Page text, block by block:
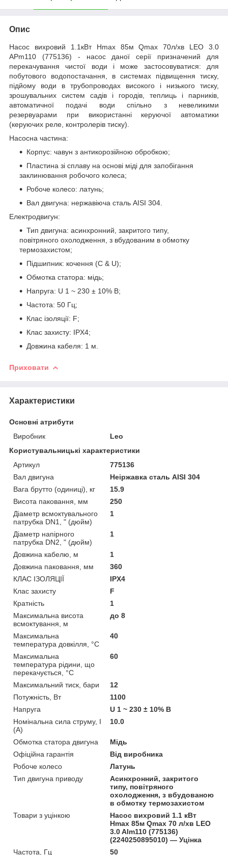
Опис
Насос вихровий 1.1кВт Hmax 85м Qmax 70л/хв LEO 3.0
APm110 (775136) - насос даної серії призначений для
перекачування чистої води і може застосовуватися: для
побутового водопостачання, в системах підвищення тиску,
підйому води в трубопроводах високого і низького тиску,
зрошувальних систем садів і городів, теплиць і парників,
автоматичної подачі води спільно з невеликими
резервуарами при використанні керуючої автоматики
(керуючих реле, контролерів тиску).
Насосна частина:
Корпус: чавун з антикорозійною обробкою;
Пластина зі сплаву на основі міді для запобігання
заклинювання робочого колеса;
Робоче колесо: латунь;
Вал двигуна: нержавіюча сталь AISI 304.
Електродвигун:
Тип двигуна: асинхронний, закритого типу,
повітряного охолодження, з вбудованим в обмотку
термозахистом;
Підшипник: кочення (C & U);
Обмотка статора: мідь;
Напруга: U 1 ~ 230 ± 10% В;
Частота: 50 Гц;
Клас ізоляції: F;
Клас захисту: IPX4;
Довжина кабеля: 1 м.
Приховати
Характеристики
Основні атрибути
Виробник
Leo
Користувальницькі характеристики
Артикул
775136
Вал двигуна
Неіржавка сталь AISI 304
Вага брутто (одиниці), кг
15.9
Висота паковання, мм
250
Діаметр всмоктувального
патрубка DN1, " (дюйм)
1
Діаметр напірного
патрубка DN2, " (дюйм)
1
Довжина кабелю, м
1
Довжина паковання, мм
360
КЛАС ІЗОЛЯЦІЇ
IPX4
Клас захисту
F
Кратність
1
Максимальна висота
всмоктування, м
до 8
Максимальна
температура довкілля, °C
40
Максимальна
температура рідини, що
перекачується, °C
60
Максимальний тиск, бари
12
Потужність, Вт
1100
Напруга
U 1 ~ 230 ± 10% В
Номінальна сила струму, I
(А)
10.0
Обмотка статора двигуна
Мідь
Офіційна гарантія
Від виробника
Робоче колесо
Латунь
Тип двигуна приводу
Асинхронний, закритого
типу, повітряного
охолодження, з вбудованою
в обмотку термозахистом
Товари з уцінкою
Насос вихровий 1.1 кВт
Hmax 85м Qmax 70 л/хв LEO
3.0 Alm110 (775136)
(2240250895010) — Уцінка
Частота, Гц
50